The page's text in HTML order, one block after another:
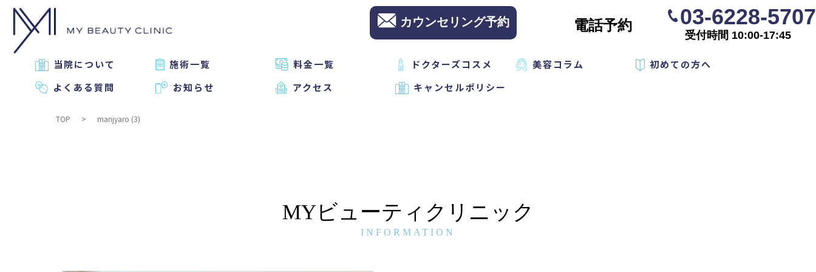
カウンセリング予約 電話予約 03-6228-5707
受付時間 10:00-17:45
当院について 施術一覧 料金一覧 ドクターズコスメ 美容コラム
初めての方へ
よくある質問
お知らせ アクセス キャンセルポリシー
TOP manjyaro (3)
MYビューティクリニック
INFORMATION